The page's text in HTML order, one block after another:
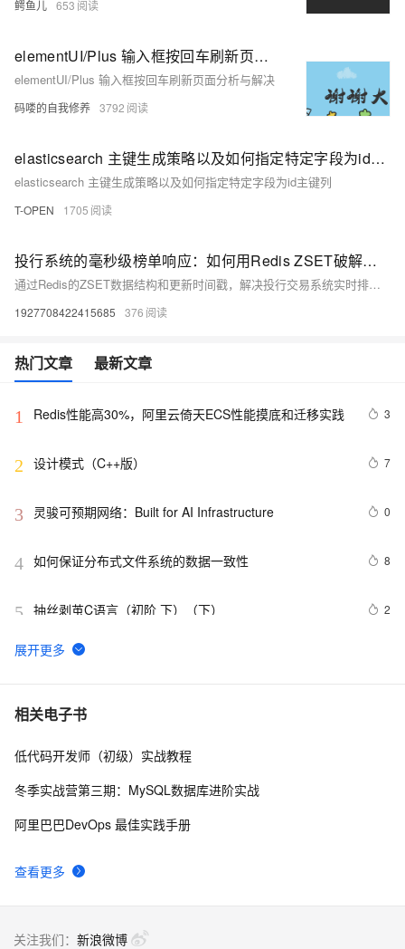
鳄鱼儿 653
elementUI/Plus 输入框按回车刷新页面分析与解决
elementUI/Plus 输入框按回车刷新页面分析与解决
码喽的自我修养 3792
elasticsearch 主键生成策略以及如何指定特定字段为id主键列
elasticsearch 主键生成策略以及如何指定特定字段为id主键列
T-OPEN 1705
投行系统的毫秒级榜单响应：如何用Redis ZSET破解同分排序难题？
通过Redis的ZSET数据结构和更新时间戳，解决投行交易系统实时排行榜中同分跳变的问题。具体方案为：将交易量作为整数部分，更新时间戳作为小数部分，确保同分时按最新更新排序，实现实时、高效、无需应用层干预的排行榜功能。一句话总结：通过Redis ZSET加更新时间戳，解决百万交易排行榜实时显示及同分难题。
1927708422415685 376
热门文章 最新文章
1 Redis性能高30%，阿里云倚天ECS性能摸底和迁移实践 3
2 设计模式（C++版） 7
3 灵骏可预期网络：Built for AI Infrastructure 0
4 如何保证分布式文件系统的数据一致性 8
5 抽丝剥茧C语言（初阶 下）（下） 2
6 重生之---我测阿里云U1实例(通用算力型)
7 HTML5+CSS3前端入门教程---从0开始通过一个商城实例
局（上）
8 带你简单了解Chatgpt背后的秘密：大语言模型所需要条
开发一个属于自己的限流器RateLimiter功能服务
相关电子书
查看更多
低代码开发师（初级）实战教程
冬季实战营第三期：MySQL数据库进阶实战
阿里巴巴DevOps 最佳实践手册
关注我们： 新浪微博